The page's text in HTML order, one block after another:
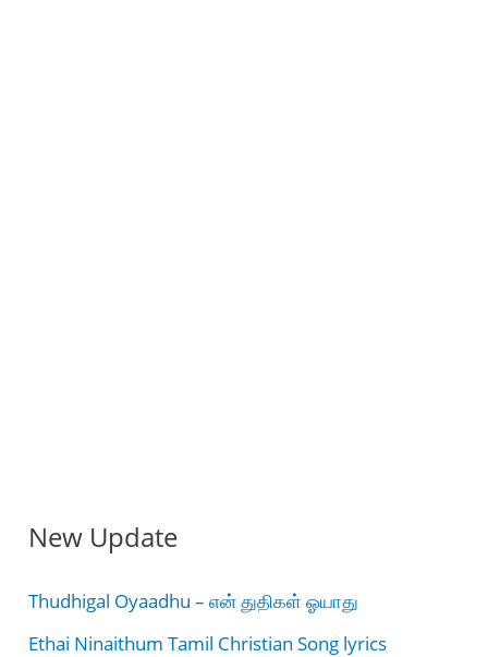
New Update
Thudhigal Oyaadhu – என் துதிகள் ஓயாது
Ethai Ninaithum Tamil Christian Song lyrics